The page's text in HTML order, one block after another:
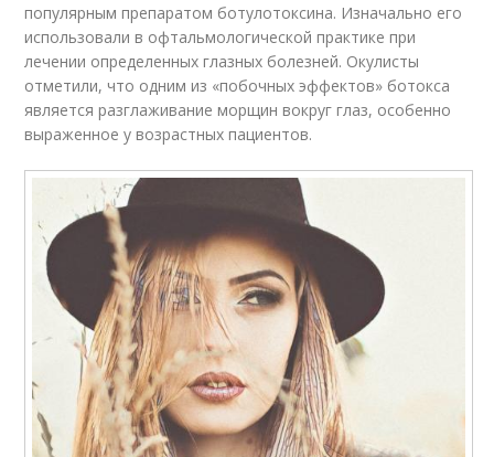
популярным препаратом ботулотоксина. Изначально его
использовали в офтальмологической практике при
лечении определенных глазных болезней. Окулисты
отметили, что одним из «побочных эффектов» ботокса
является разглаживание морщин вокруг глаз, особенно
выраженное у возрастных пациентов.